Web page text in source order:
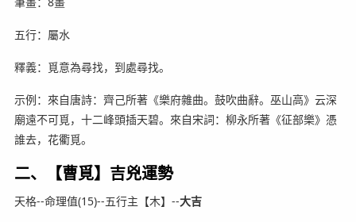
五行：屬水
釋義：覓意為尋找，到處尋找。
示例：來自唐詩：齊己所著《樂府雜曲。鼓吹曲辭。巫山高》云深
廟遠不可覓，十二峰頭插天碧。來自宋詞：柳永所著《征部樂》憑
誰去，花衢覓。
二、【曹覓】吉兇運勢
天格--命理值(15)--五行主【木】--大吉